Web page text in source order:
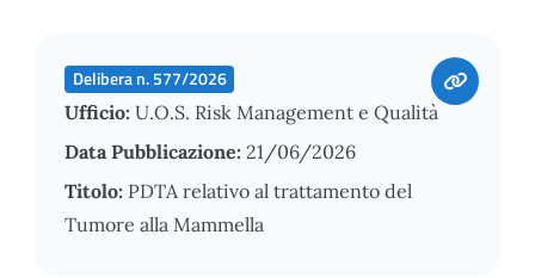
Delibera n. 577/2026
Ufficio: U.O.S. Risk Management e Qualità
Data Pubblicazione: 21/06/2026
Titolo: PDTA relativo al trattamento del
Tumore alla Mammella